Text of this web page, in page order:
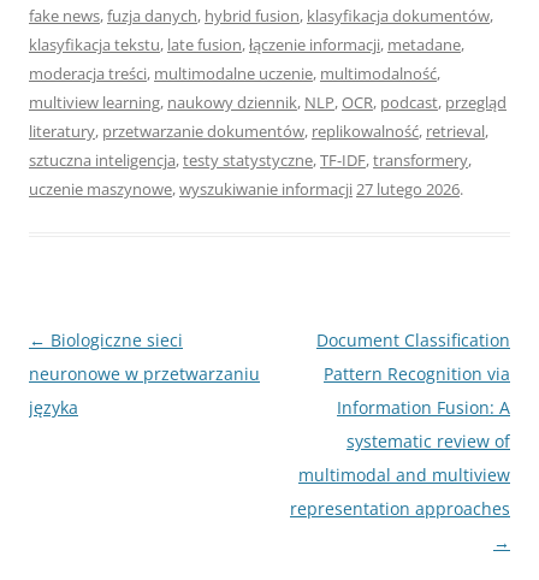
fake news,fuzja danych, hybrid fusion, klasyfikacja dokumentów,
klasyfikacja tekstu, late fusion,łączenie informacji, metadane,
moderacja treści, multimodalne uczenie, multimodalność,
multiview learning, naukowy dziennik, NLP,OCR, podcast, przegląd
literatury, przetwarzanie dokumentów, replikowalność, retrieval,
sztuczna inteligencja,testy statystyczne,TF-IDF,transformery,
uczenie maszynowe,wyszukiwanie informacji27 lutego 2026.
Nawigacja
wpisu
← Biologiczne sieci
neuronowe w przetwarzaniu
języka
Document Classification
Pattern Recognition via
Information Fusion: A
systematic review of
multimodal and multiview
representation approaches
→